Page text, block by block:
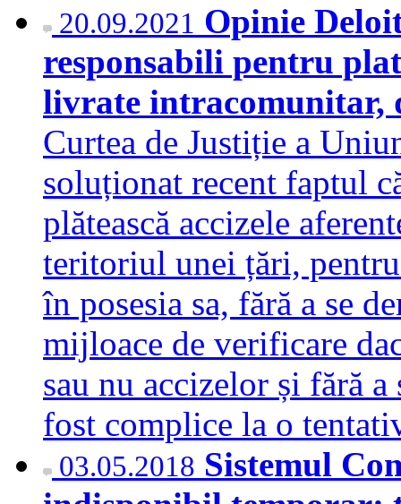
20.09.2021 Opinie
responsabili pentru
livrate intracomunitar,
Curtea de Justiție a
soluționat recent faptul
plătească accizele
teritoriul unei țări,
în posesia sa, fără a se
mijloace de verificare
sau nu accizelor și fără
fost complice la o
03.05.2018 Sistemul